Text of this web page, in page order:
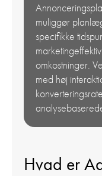
muliggør
specifikke
omkostninger.
med høj
Hvad er